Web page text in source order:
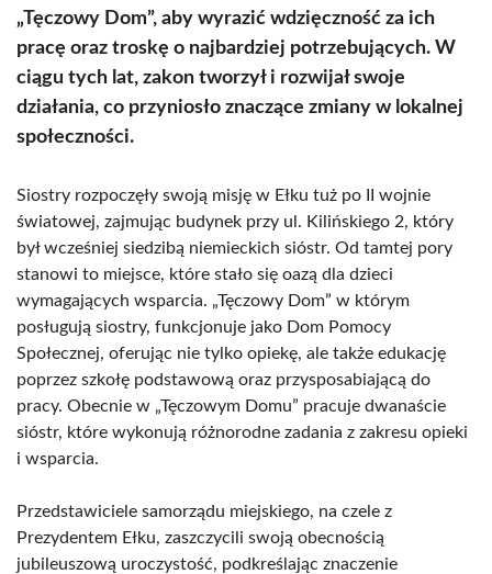
„Tęczowy Dom”, aby wyrazić wdzięczność za ich
pracę oraz troskę o najbardziej potrzebujących. W
ciągu tych lat, zakon tworzył i rozwijał swoje
działania, co przyniosło znaczące zmiany w lokalnej
społeczności.
Siostry rozpoczęły swoją misję w Ełku tuż po II wojnie
światowej, zajmując budynek przy ul. Kilińskiego 2, który
był wcześniej siedzibą niemieckich sióstr. Od tamtej pory
stanowi to miejsce, które stało się oazą dla dzieci
wymagających wsparcia. „Tęczowy Dom” w którym
posługują siostry, funkcjonuje jako Dom Pomocy
Społecznej, oferując nie tylko opiekę, ale także edukację
poprzez szkołę podstawową oraz przysposabiającą do
pracy. Obecnie w „Tęczowym Domu” pracuje dwanaście
sióstr, które wykonują różnorodne zadania z zakresu opieki
i wsparcia.
Przedstawiciele samorządu miejskiego, na czele z
Prezydentem Ełku, zaszczycili swoją obecnością
jubileuszową uroczystość, podkreślając znaczenie